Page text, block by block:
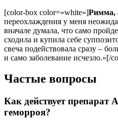
[color-box color=»white»]Римма,
переохлаждения у меня
вначале думала, что само
сходила и купила себе
свеча подействовала сразу –
и само заболевание исчезло.»[/
Частые вопросы
Как действует препарат
геморроя?